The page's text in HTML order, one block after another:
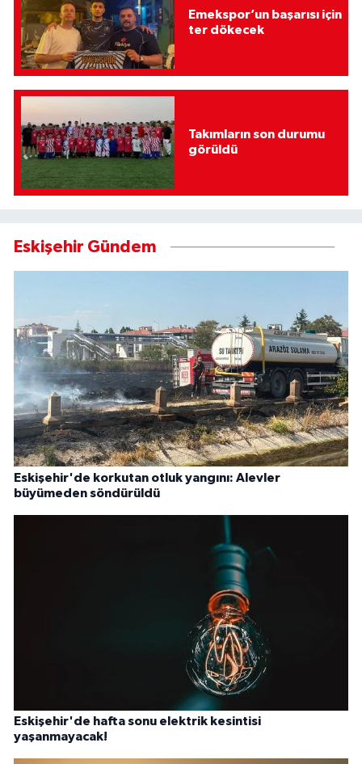
Emekspor’un başarısı için
ter dökecek
Takımların son durumu
görüldü
Eskişehir Gündem
Eskişehir'de korkutan otluk yangını: Alevler
büyümeden söndürüldü
Eskişehir'de hafta sonu elektrik kesintisi
yaşanmayacak!